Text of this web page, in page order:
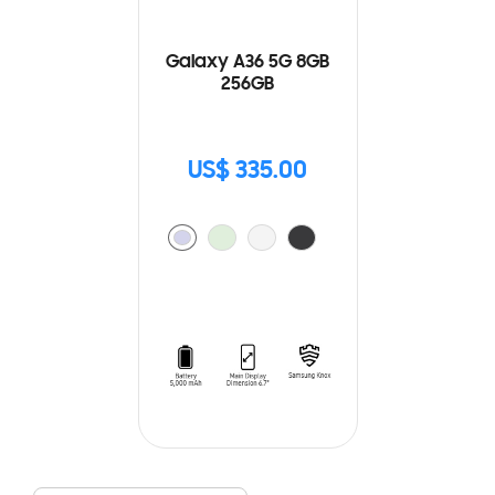
Galaxy A36 5G 8GB
256GB
US$ 335.00